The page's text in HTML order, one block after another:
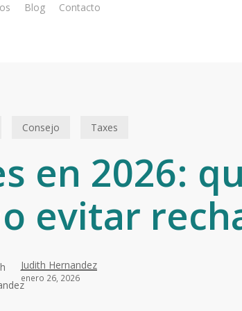
Blog Contacto
Consejo Taxes
en 2026:
evitar
Judith Hernandez
enero 26, 2026